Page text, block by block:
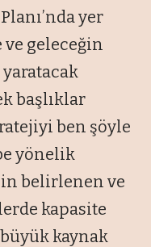
yer
geleceğin
başlıklar
ben şöyle
yönelik
belirlenen ve
kapasite
kaynak